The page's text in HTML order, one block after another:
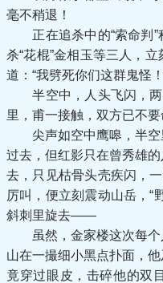
毫不稍退！
正在追杀中的“索命判”
杀“花棍”金相玉等三人，
道：“我劈死你们这群鬼怪
半空中，人头飞闪，两
里，甫一接触，双方已不要
尖声如空中鹰嗥，半空
过去，但红影只在曾秀雄
去，只见枯骨头壳疾闪，
厉叫，便立刻震动山岳，“
斜刺里旋去——
虽然，金家楼这次每个
山在一撮细小黑点扑面，
竟穿过眼皮，击碎他的双